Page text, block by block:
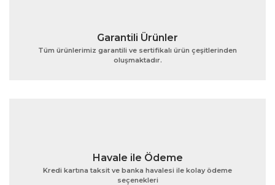
Gönder
Garantili Ürünler
Tüm ürünlerimiz garantili ve sertifikalı ürün çeşitlerinden
oluşmaktadır.
Havale ile Ödeme
Kredi kartına taksit ve banka havalesi ile kolay ödeme
seçenekleri